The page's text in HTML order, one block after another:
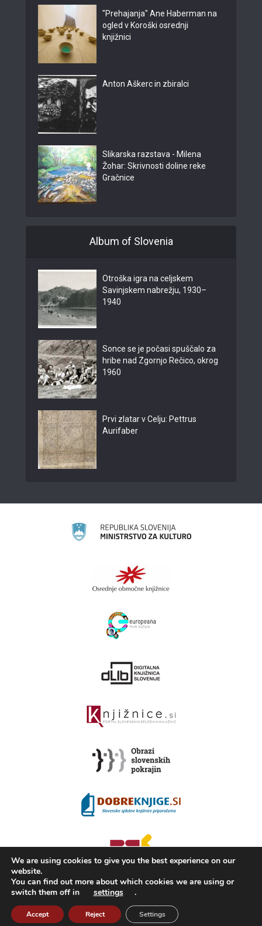
"Prehajanja" Ane Haberman na
ogled v Koroški osrednji
knjižnici
Anton Aškerc in zbiralci
Slikarska razstava - Milena
Žohar: Skrivnosti doline reke
Gračnice
Album of Slovenia
Otroška igra na celjskem
Savinjskem nabrežju, 1930–
1940
Sonce se je počasi spuščalo za
hribe nad Zgornjo Rečico, okrog
1960
Prvi zlatar v Celju: Pettrus
Aurifaber
2008 - 2026 ©KAMRA, Production: TrueCAD d.o.o.
About Kamra Terms of use ISSN 2350-5559
We are using cookies to give you the best experience on our
website.
You can find out more about which cookies we are using or
switch them off in
settings .
Accept Reject Settings